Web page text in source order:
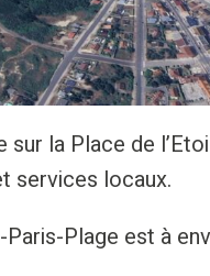
sur la Place de
services locaux.
Plage est à